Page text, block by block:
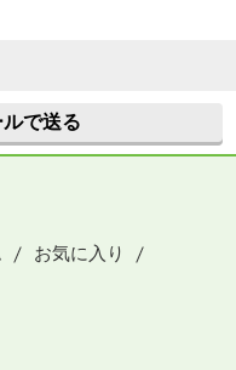
で送る
お気に入り